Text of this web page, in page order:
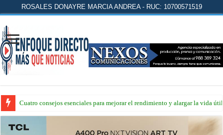
ROSALES DONAYRE MARCIA ANDREA - RUC: 10700571519
Cuatro consejos esenciales para mejorar el rendimiento y alargar la vida